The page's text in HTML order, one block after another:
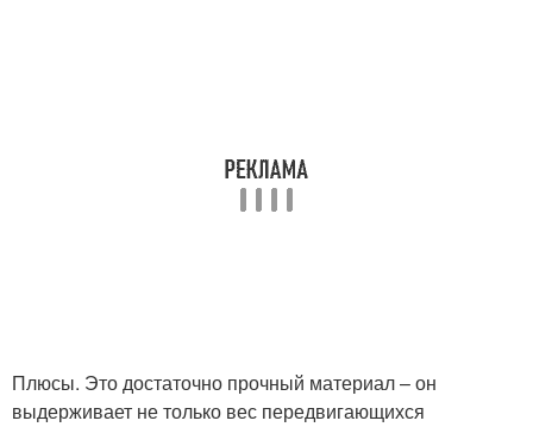
Плюсы. Это достаточно прочный материал – он
выдерживает не только вес передвигающихся